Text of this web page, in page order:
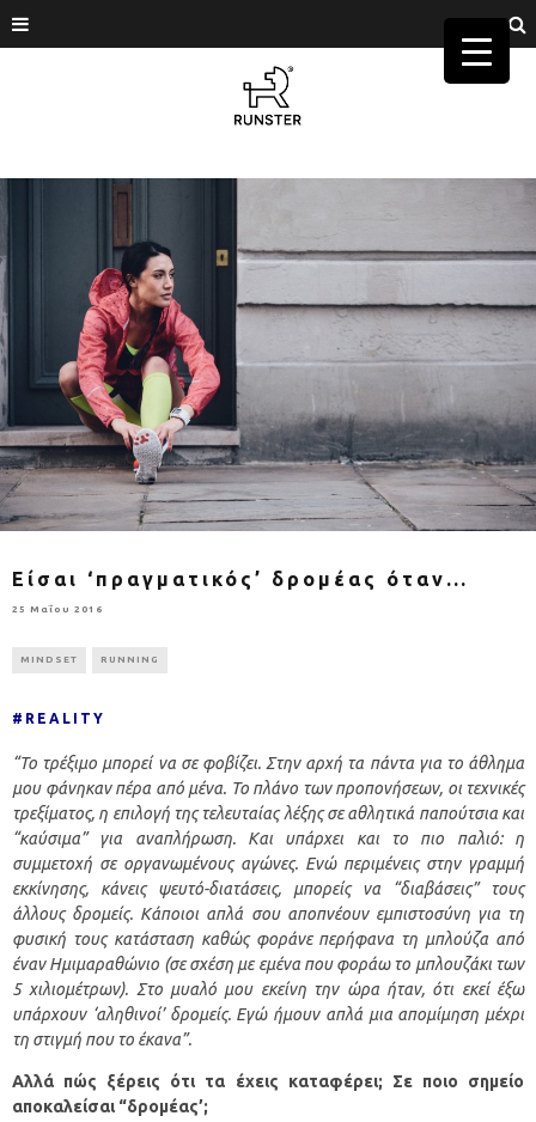
Είσαι ‘πραγματικός’ δρομέας όταν…
25 Μαΐου 2016
MINDSET RUNNING
#REALITY
“Το τρέξιμο μπορεί να σε φοβίζει. Στην αρχή τα πάντα για το άθλημα
μου φάνηκαν πέρα από μένα. Το πλάνο των προπονήσεων, οι τεχνικές
τρεξίματος, η επιλογή της τελευταίας λέξης σε αθλητικά παπούτσια και
“καύσιμα” για αναπλήρωση. Και υπάρχει και το πιο παλιό: η
συμμετοχή σε οργανωμένους αγώνες. Ενώ περιμένεις στην γραμμή
εκκίνησης, κάνεις ψευτό-διατάσεις, μπορείς να “διαβάσεις” τους
άλλους δρομείς. Κάποιοι απλά σου αποπνέουν εμπιστοσύνη για τη
φυσική τους κατάσταση καθώς φοράνε περήφανα τη μπλούζα από
έναν Ημιμαραθώνιο (σε σχέση με εμένα που φοράω το μπλουζάκι των
5 χιλιομέτρων). Στο μυαλό μου εκείνη την ώρα ήταν, ότι εκεί έξω
υπάρχουν ‘αληθινοί’ δρομείς. Εγώ ήμουν απλά μια απομίμηση μέχρι
τη στιγμή που το έκανα”.
Αλλά πώς ξέρεις ότι τα έχεις καταφέρει; Σε ποιο σημείο
αποκαλείσαι “δρομέας’;